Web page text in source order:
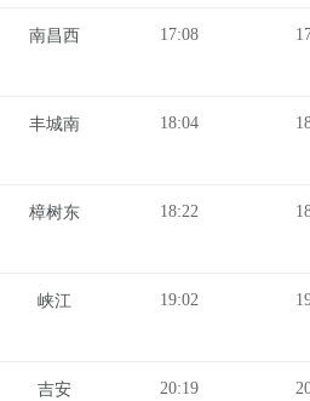
南昌西 17:08
丰城南 18:04
樟树东 18:22
峡江 19:02
吉安 20:19